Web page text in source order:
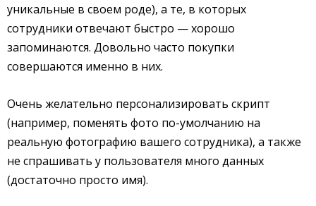
уникальные в своем роде), а те, в которых
сотрудники отвечают быстро — хорошо
запоминаются. Довольно часто покупки
совершаются именно в них.
Очень желательно персонализировать скрипт
(например, поменять фото по-умолчанию на
реальную фотографию вашего сотрудника), а также
не спрашивать у пользователя много данных
(достаточно просто имя).